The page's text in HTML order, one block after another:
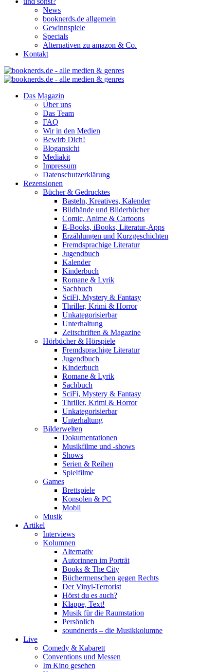
News
booknerds.de allgemein
Gewinnspiele
Specials
Alternativen zu amazon & Co.
Kontakt
Das Magazin
Über uns
Das Team
FAQ
Wir in den Medien
Bewirb Dich!
Blogansicht
Mediakit
Impressum
Datenschutzerklärung
Rezensionen
Bücher & Gedrucktes
Basteln, Kreatives, Kalender
Bildbände und Bilderbücher
Comic, Anime & Cartoons
E-Books, iBooks, Literatur-Apps
Erzählungen und Kurzgeschichten
Fremdsprachige Literatur
Jugendbuch
Kalender
Kinderbuch
Romane & Lyrik
Sachbuch
SciFi, Mystery & Fantasy
Thriller, Krimi & Horror
Unkategorisierbar
Unterhaltung
Zeitschriften & Magazine
Hörbücher & Hörspiele
Fremdsprachige Literatur
Jugendbuch
Kinderbuch
Romane & Lyrik
Sachbuch
SciFi, Mystery & Fantasy
Thriller, Krimi & Horror
Unkategorisierbar
Unterhaltung
Bilderwelten
Dokumentationen
Musikfilme und -shows
Shows
Serien & Reihen
Spielfilme
Games
Brettspiele
Konsolen & PC
Mobil
Musik
Artikel
Interviews
Kolumnen
Alternativ
Autorinnen im Porträt
Books & The City
Büchermenschen gegen Rechts
Der Vinyl-Terrorist
Hörst du es auch?
Klappe, Text!
Musik für die Raumstation
Persönlich
soundnerds – die Musikkolumne
Live
Comedy & Kabarett
Conventions und Messen
Im Kino gesehen